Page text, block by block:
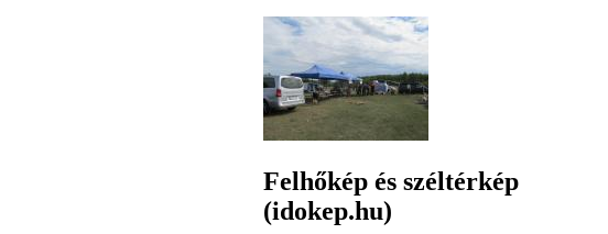
Felhőkép és széltérkép
(idokep.hu)